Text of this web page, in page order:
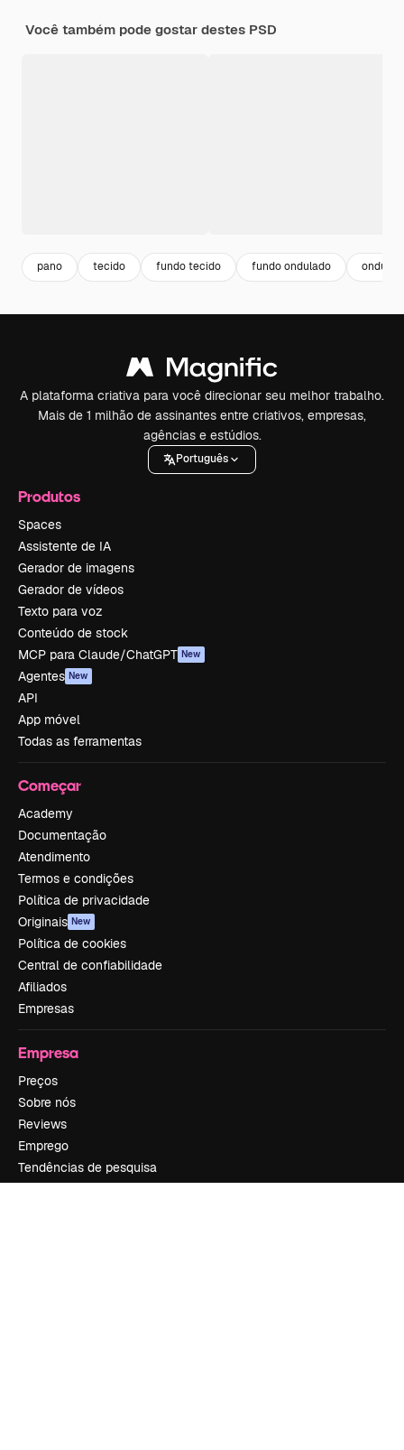
Você também pode gostar destes PSD
pano tecido fundo tecido fundo ondulado
A plataforma criativa para você direcionar seu melhor trabalho.
Mais de 1 milhão de assinantes entre criativos, empresas,
agências e estúdios.
Português
Produtos
Spaces
Assistente de IA
Gerador de imagens
Gerador de vídeos
Texto para voz
Conteúdo de stock
MCP para Claude/ChatGPT New
Agentes New
API
App móvel
Todas as ferramentas
Começar
Academy
Documentação
Atendimento
Termos e condições
Política de privacidade
Originais New
Política de cookies
Central de confiabilidade
Afiliados
Empresas
Empresa
Preços
Sobre nós
Reviews
Emprego
Tendências de pesquisa